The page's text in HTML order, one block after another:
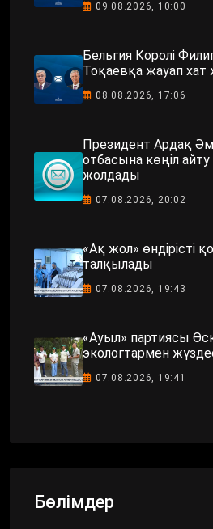
09.08.2026, 10:00
Бельгия Королі
Тоқаевқа жауап
08.08.2026, 17:06
Президент Ардақ
отбасына көңіл
жолдады
07.08.2026, 20:02
«Ақ жол» өндірісті
талқылады
07.08.2026, 19:43
«Ауыл» партиясы
экологтармен
07.08.2026, 19:41
Бөлімдер